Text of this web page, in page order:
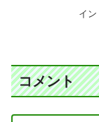
イン
コメント